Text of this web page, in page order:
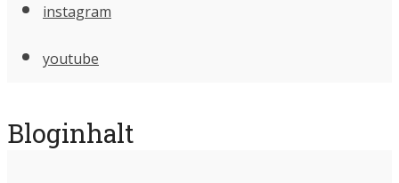
instagram
youtube
Bloginhalt